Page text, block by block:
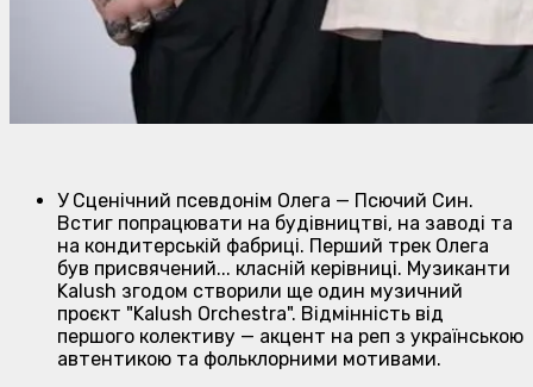
У Сценічний псевдонім Олега — Псючий Син.
Встиг попрацювати на будівництві, на заводі та
на кондитерській фабриці. Перший трек Олега
був присвячений... класній керівниці. Музиканти
Kalush згодом створили ще один музичний
проєкт "Kalush Orchestra". Відмінність від
першого колективу — акцент на реп з українською
автентикою та фольклорними мотивами.